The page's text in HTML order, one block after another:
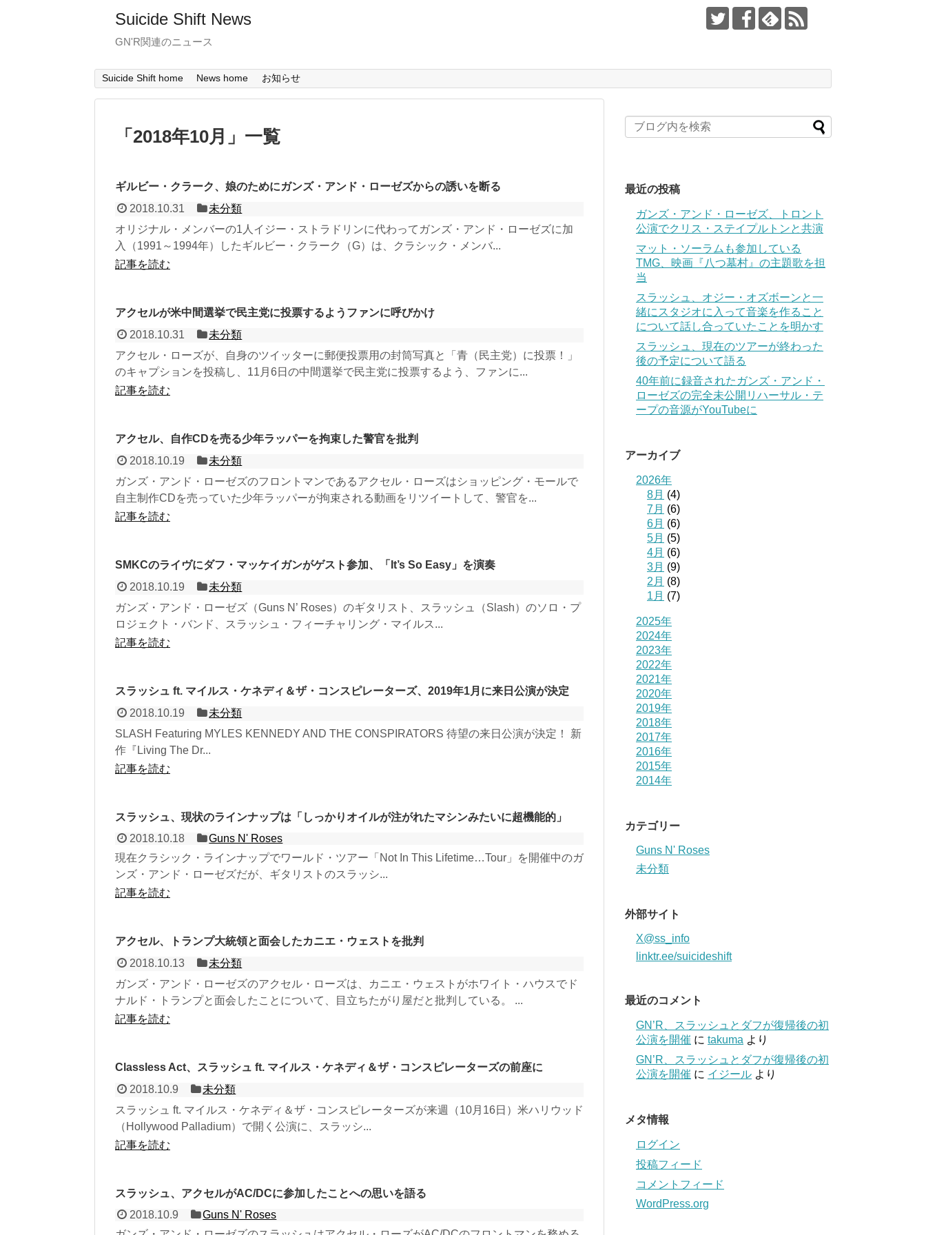
Suicide Shift News
GN'R関連のニュース
Suicide Shift home News home お知らせ
「 2018年10月 」 一覧
ギルビー・クラーク、娘のためにガンズ・アンド・ローゼズからの誘いを断る
2018.10.31
未分類
オリジナル・メンバーの1人イジー・ストラドリンに代わってガンズ・アンド・ローゼズに加
入（1991～1994年）したギルビー・クラーク（G）は、クラシック・メンバ...
記事を読む
アクセルが米中間選挙で民主党に投票するようファンに呼びかけ
2018.10.31
未分類
アクセル・ローズが、自身のツイッターに郵便投票用の封筒写真と「青（民主党）に投票！」
のキャプションを投稿し、11月6日の中間選挙で民主党に投票するよう、ファンに...
記事を読む
アクセル、自作CDを売る少年ラッパーを拘束した警官を批判
2018.10.19
未分類
ガンズ・アンド・ローゼズのフロントマンであるアクセル・ローズはショッピング・モールで
自主制作CDを売っていた少年ラッパーが拘束される動画をリツイートして、警官を...
記事を読む
SMKCのライヴにダフ・マッケイガンがゲスト参加、「It’s So Easy」を演奏
2018.10.19
未分類
ガンズ・アンド・ローゼズ（Guns N’ Roses）のギタリスト、スラッシュ（Slash）のソロ・プ
ロジェクト・バンド、スラッシュ・フィーチャリング・マイルス...
記事を読む
スラッシュ ft. マイルス・ケネディ＆ザ・コンスピレーターズ、2019年1月に来日公演が決定
2018.10.19
未分類
SLASH Featuring MYLES KENNEDY AND THE CONSPIRATORS 待望の来日公演が決定！ 新
作『Living The Dr...
記事を読む
スラッシュ、現状のラインナップは「しっかりオイルが注がれたマシンみたいに超機能的」
2018.10.18
Guns N' Roses
現在クラシック・ラインナップでワールド・ツアー「Not In This Lifetime…Tour」を開催中のガ
ンズ・アンド・ローゼズだが、ギタリストのスラッシ...
記事を読む
アクセル、トランプ大統領と面会したカニエ・ウェストを批判
2018.10.13
未分類
ガンズ・アンド・ローゼズのアクセル・ローズは、カニエ・ウェストがホワイト・ハウスでド
ナルド・トランプと面会したことについて、目立ちたがり屋だと批判している。 ...
記事を読む
Classless Act、スラッシュ ft. マイルス・ケネディ＆ザ・コンスピレーターズの前座に
2018.10.9
未分類
スラッシュ ft. マイルス・ケネディ＆ザ・コンスピレーターズが来週（10月16日）米ハリウッド
（Hollywood Palladium）で開く公演に、スラッシ...
記事を読む
スラッシュ、アクセルがAC/DCに参加したことへの思いを語る
2018.10.9
Guns N' Roses
最近の投稿
ガンズ・アンド・ローゼズ、トロント
公演でクリス・ステイプルトンと共演
マット・ソーラムも参加している
TMG、映画『八つ墓村』の主題歌を担
当
スラッシュ、オジー・オズボーンと一
緒にスタジオに入って音楽を作ること
について話し合っていたことを明かす
スラッシュ、現在のツアーが終わった
後の予定について語る
40年前に録音されたガンズ・アンド・
ローゼズの完全未公開リハーサル・テ
ープの音源がYouTubeに
アーカイブ
2026年
8月 (4)
7月 (6)
6月 (6)
5月 (5)
4月 (6)
3月 (9)
2月 (8)
1月 (7)
2025年
2024年
2023年
2022年
2021年
2020年
2019年
2018年
2017年
2016年
2015年
2014年
カテゴリー
Guns N' Roses
未分類
外部サイト
X@ss_info
linktr.ee/suicideshift
最近のコメント
GN’R、スラッシュとダフが復帰後の初
公演を開催 に takuma より
GN’R、スラッシュとダフが復帰後の初
公演を開催 に イジール より
メタ情報
ログイン
投稿フィード
コメントフィード
WordPress.org